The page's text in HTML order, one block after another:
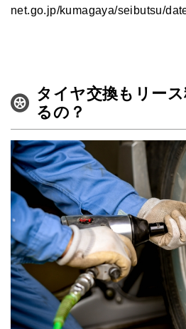
net.go.jp/kumagaya/seibutsu/
タイヤ交換もリー
るの？